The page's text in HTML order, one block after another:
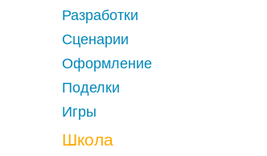
Разработки
Сценарии
Оформление
Поделки
Игры
Школа